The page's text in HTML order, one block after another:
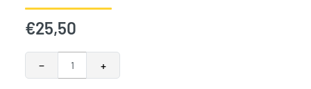
€25,50
−
DGL BB (28x123/onder) 3425mm aantal
+